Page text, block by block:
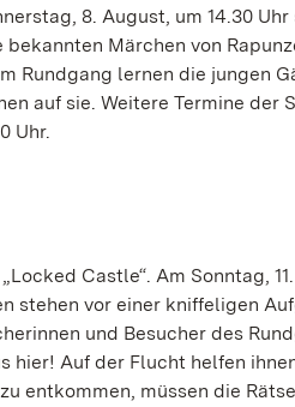
8. August, um 14.30
Märchen von
Rundgang lernen die jungen
auf sie. Weitere Termine der
Uhr.
Castle“. Am Sonntag,
stehen vor einer kniffeligen
und Besucher des
hier! Auf der Flucht helfen
entkommen, müssen die